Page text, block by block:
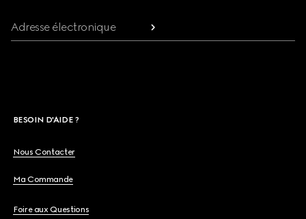
Adresse électronique
BESOIN D'AIDE ?
Nous Contacter
Ma Commande
Foire aux Questions